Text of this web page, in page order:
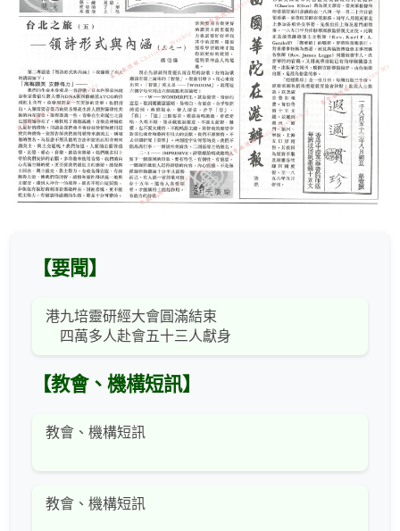
【要聞】
港九培靈研經大會圓滿結束
四萬多人赴會五十三人獻身
【教會、機構短訊】
教會、機構短訊
教會、機構短訊